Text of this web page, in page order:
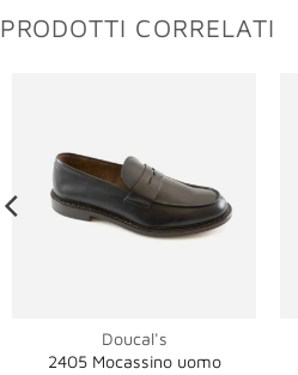
PRODOTTI CORRELATI
Doucal's
2405 Mocassino uomo